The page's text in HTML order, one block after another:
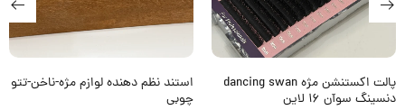
استند نظم دهنده لوازم مژه-ناخن-تتو
چوبی
پالت اکستنشن مژه ilash میکس
آیلش 16 لاین